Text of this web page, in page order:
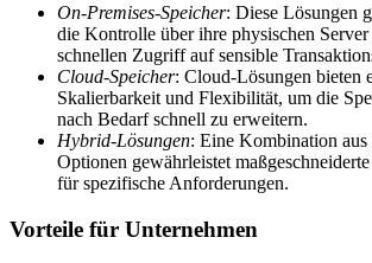
On-Premises-Speicher: Diese Lösungen
die Kontrolle über ihre physischen
schnellen Zugriff auf sensible
Cloud-Speicher: Cloud-Lösungen bieten
Skalierbarkeit und Flexibilität, um die
nach Bedarf schnell zu erweitern.
Hybrid-Lösungen: Eine Kombination
Optionen gewährleistet
für spezifische Anforderungen.
Vorteile für Unternehmen